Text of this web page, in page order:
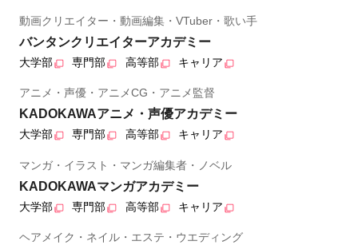
動画クリエイター・動画編集・VTuber・歌い手
バンタンクリエイターアカデミー
大学部 専門部 高等部 キャリア
アニメ・声優・アニメCG・アニメ監督
KADOKAWAアニメ・声優アカデミー
大学部 専門部 高等部 キャリア
マンガ・イラスト・マンガ編集者・ノベル
KADOKAWAマンガアカデミー
大学部 専門部 高等部 キャリア
ヘアメイク・ネイル・エステ・ウエディング